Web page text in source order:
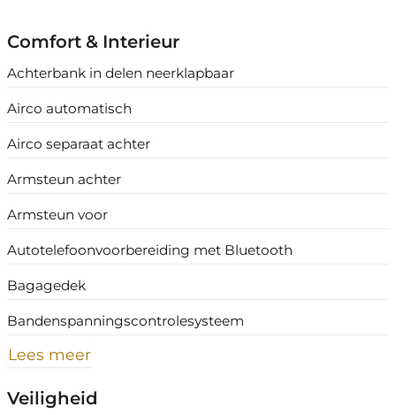
Comfort & Interieur
Achterbank in delen neerklapbaar
Airco automatisch
Airco separaat achter
Armsteun achter
Armsteun voor
Autotelefoonvoorbereiding met Bluetooth
Bagagedek
Bandenspanningscontrolesysteem
Lees meer
Veiligheid